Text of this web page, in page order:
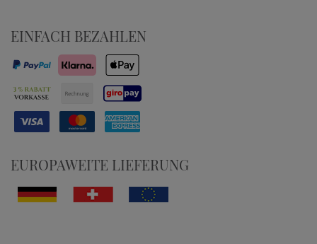
EINFACH BEZAHLEN
EUROPAWEITE LIEFERUNG